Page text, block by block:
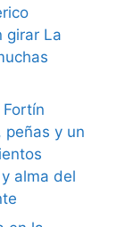
girar La
y un
alma del